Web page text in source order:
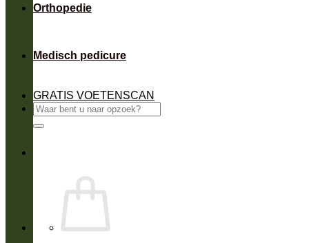
Orthopedie
Medisch pedicure
GRATIS VOETENSCAN
Zoeken
naar: